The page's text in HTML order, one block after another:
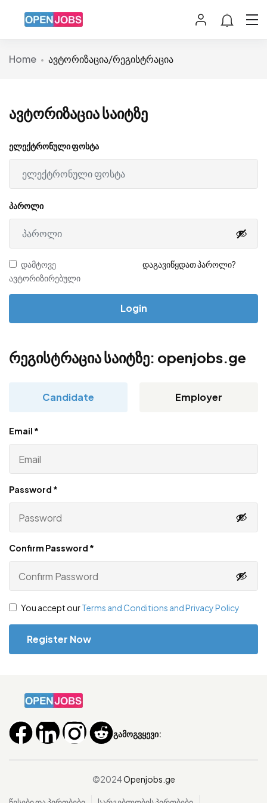
Home ავტორიზაცია/რეგისტრაცია
ავტორიზაცია საიტზე
ელექტრონული ფოსტა
პაროლი
დამტოვე
ავტორიზირებული
დაგავიწყდათ პაროლი?
რეგისტრაცია საიტზე: openjobs.ge
Candidate Employer
Email *
Password *
Confirm Password *
You accept ourTerms and Conditions and Privacy Policy
გამოგვყევი:
©2024Openjobs.ge